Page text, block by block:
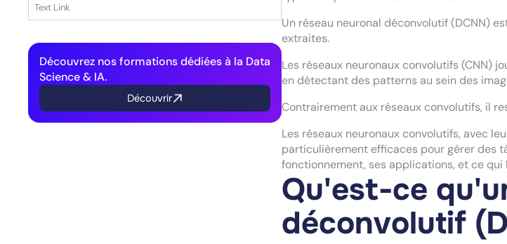
Text Link
Découvrez nos formations dédiées à la Data
Science & IA.
Découvrir
Un réseau neuronal déconvolutif (DCNN)
extraites.
Les réseaux neuronaux convolutifs (CNN)
en détectant des patterns au sein des
Contrairement aux réseaux convolutifs, il
Les réseaux neuronaux convolutifs, avec
particulièrement efficaces pour gérer des
fonctionnement, ses applications, et ce qui
Qu'est-ce
déconvolutif